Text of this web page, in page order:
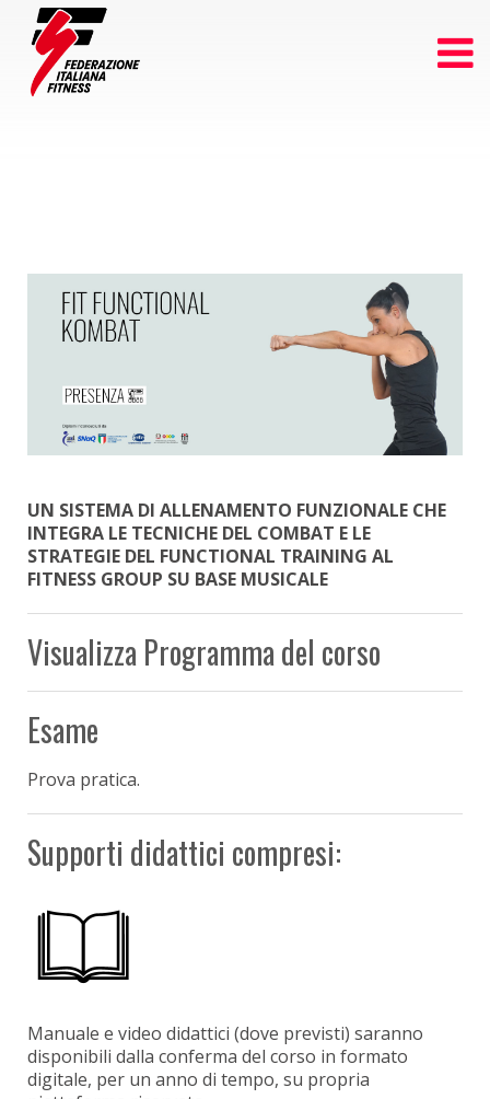
UN SISTEMA DI ALLENAMENTO FUNZIONALE CHE
INTEGRA LE TECNICHE DEL COMBAT E LE
STRATEGIE DEL FUNCTIONAL TRAINING AL
FITNESS GROUP SU BASE MUSICALE
Visualizza Programma del corso
Esame
Prova pratica.
Supporti didattici compresi:
Manuale e video didattici (dove previsti) saranno
disponibili dalla conferma del corso in formato
digitale, per un anno di tempo, su propria